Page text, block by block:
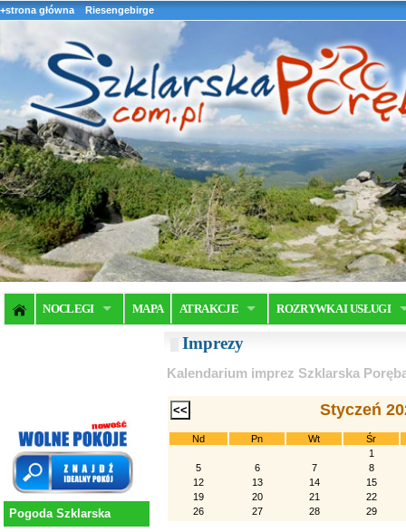
+strona główna Riesengebirge
NOCLEGI MAPA ATRAKCJE ROZRYWKA I USŁUGI
Pogoda Szklarska
Imprezy
Kalendarium imprez Szklarska
Styczeń
Nd Pn Wt
Śr
1
5
6 7
8
12
13 14
15
19
20 21
22
26
27 28 29